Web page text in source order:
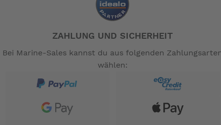
ZAHLUNG UND SICHERHEIT
Bei Marine-Sales kannst du aus folgenden
wählen: